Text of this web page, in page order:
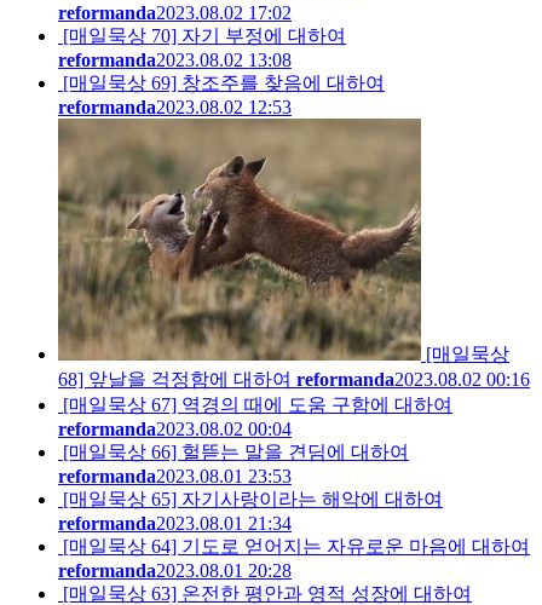
reformanda2023.08.02 17:02
[매일묵상 70] 자기 부정에 대하여
reformanda2023.08.02 13:08
[매일묵상 69] 창조주를 찾음에 대하여
reformanda2023.08.02 12:53
[매일묵상
68] 앞날을 걱정함에 대하여 reformanda2023.08.02 00:16
[매일묵상 67] 역경의 때에 도움 구함에 대하여
reformanda2023.08.02 00:04
[매일묵상 66] 헐뜯는 말을 견딤에 대하여
reformanda2023.08.01 23:53
[매일묵상 65] 자기사랑이라는 해악에 대하여
reformanda2023.08.01 21:34
[매일묵상 64] 기도로 얻어지는 자유로운 마음에 대하여
reformanda2023.08.01 20:28
[매일묵상 63] 온전한 평안과 영적 성장에 대하여